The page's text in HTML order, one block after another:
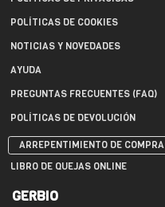
POLÍTICAS DE COOKIES
NOTICIAS Y NOVEDADES
AYUDA
PREGUNTAS FRECUENTES (FAQ)
POLÍTICAS DE DEVOLUCIÓN
ARREPENTIMIENTO DE COMPRA
LIBRO DE QUEJAS ONLINE
GERBIO